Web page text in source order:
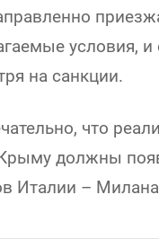
условия,
на санкции.
что
должны
Италии –